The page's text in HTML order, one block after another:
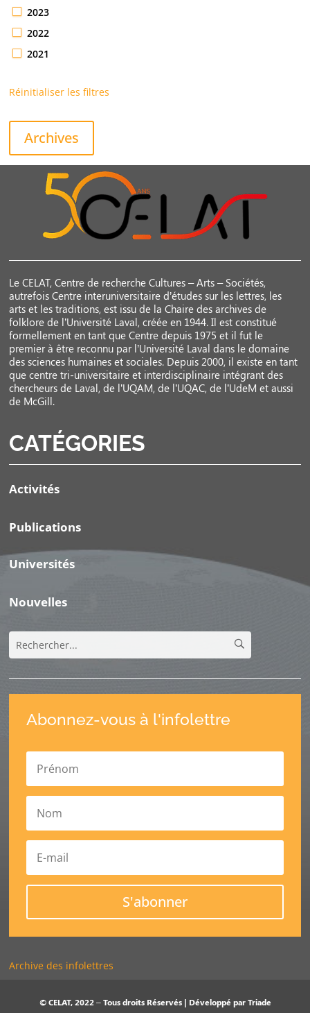
2023
2022
2021
Réinitialiser les filtres
Archives
Le CELAT, Centre de recherche Cultures – Arts – Sociétés,
autrefois Centre interuniversitaire d’études sur les lettres, les
arts et les traditions, est issu de la Chaire des archives de
folklore de l’Université Laval, créée en 1944. Il est constitué
formellement en tant que Centre depuis 1975 et il fut le
premier à être reconnu par l’Université Laval dans le domaine
des sciences humaines et sociales. Depuis 2000, il existe en tant
que centre tri-universitaire et interdisciplinaire intégrant des
chercheurs de Laval, de l’UQAM, de l’UQAC, de l’UdeM et aussi
de McGill.
CATÉGORIES
Activités
Publications
Universités
Nouvelles
Abonnez-vous à l'infolettre
S'abonner
Archive des infolettres
© CELAT, 2022 – Tous droits Réservés | Développé parTriade